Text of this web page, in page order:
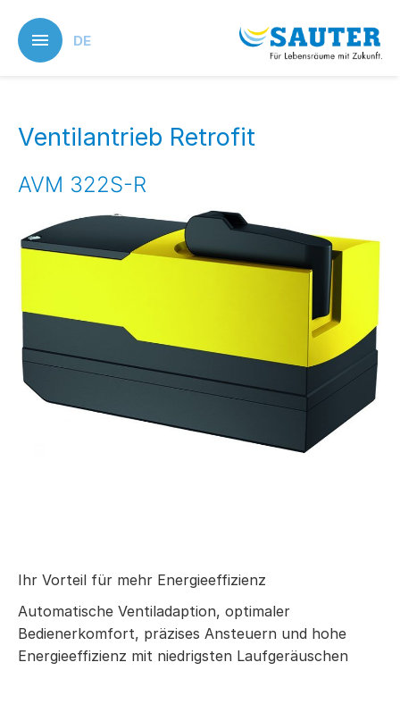
main
content
DE
Ventilantrieb Retrofit
AVM 322S-R
Ihr Vorteil für mehr Energieeffizienz
Automatische Ventiladaption, optimaler
Bedienerkomfort, präzises Ansteuern und hohe
Energieeffizienz mit niedrigsten Laufgeräuschen